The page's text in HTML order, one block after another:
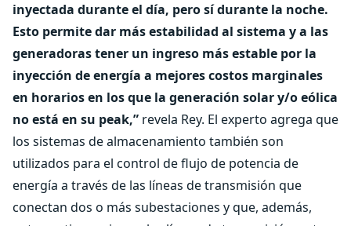
inyectada durante el día, pero sí durante la noche.
Esto permite dar más estabilidad al sistema y a las
generadoras tener un ingreso más estable por la
inyección de energía a mejores costos marginales
en horarios en los que la generación solar y/o eólica
no está en su peak,” revela Rey. El experto agrega que
los sistemas de almacenamiento también son
utilizados para el control de flujo de potencia de
energía a través de las líneas de transmisión que
conectan dos o más subestaciones y que, además,